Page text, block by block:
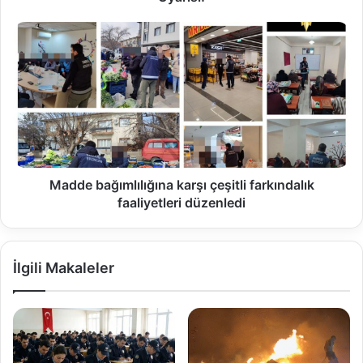
Madde bağımlılığına karşı çeşitli farkındalık
faaliyetleri düzenledi
İlgili Makaleler